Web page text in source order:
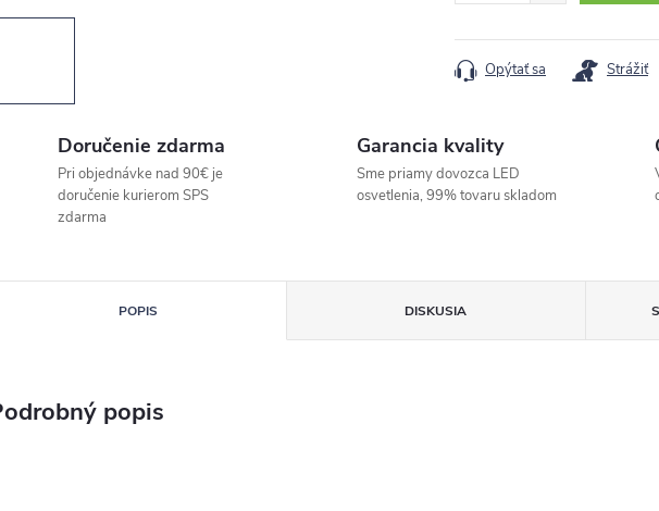
Opýtať sa Strážiť
Doručenie zdarma
Pri objednávke nad 90€ je
doručenie kurierom SPS
zdarma
Garancia kvality
Sme priamy dovozca LED
osvetlenia, 99% tovaru skladom
POPIS DISKUSIA
popis